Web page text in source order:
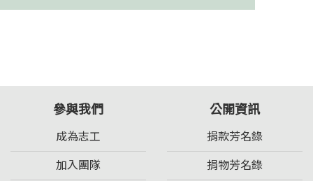
參與我們
成為志工
加入團隊
公開資訊
捐款芳名錄
捐物芳名錄